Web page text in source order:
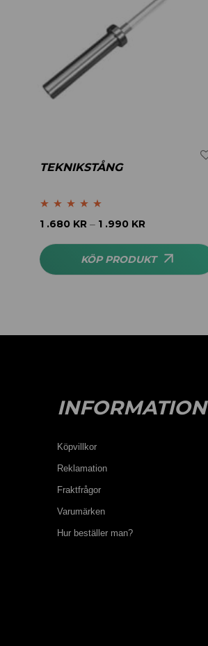
TEKNIKSTÅNG
Betygsatt5.00
1 .680 KR – 1 .990 KR
KÖP PRODUKT
INFORMATION
Köpvillkor
Reklamation
Fraktfrågor
Varumärken
Hur beställer man?